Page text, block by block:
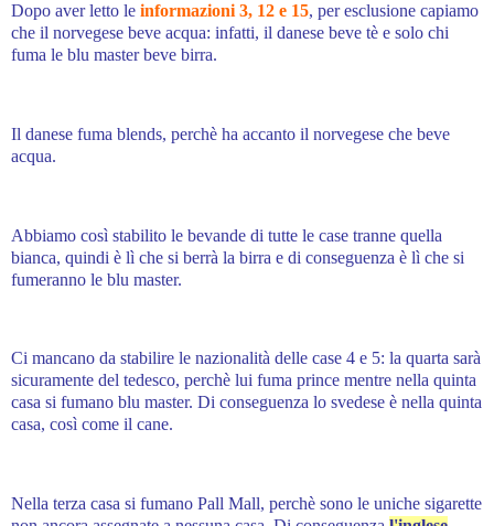
Dopo aver letto le informazioni 3, 12 e 15, per esclusione capiamo
che il norvegese beve acqua: infatti, il danese beve tè e solo chi
fuma le blu master beve birra.
Il danese fuma blends, perchè ha accanto il norvegese che beve
acqua.
Abbiamo così stabilito le bevande di tutte le case tranne quella
bianca, quindi è lì che si berrà la birra e di conseguenza è lì che si
fumeranno le blu master.
Ci mancano da stabilire le nazionalità delle case 4 e 5: la quarta sarà
sicuramente del tedesco, perchè lui fuma prince mentre nella quinta
casa si fumano blu master. Di conseguenza lo svedese è nella quinta
casa, così come il cane.
Nella terza casa si fumano Pall Mall, perchè sono le uniche sigarette